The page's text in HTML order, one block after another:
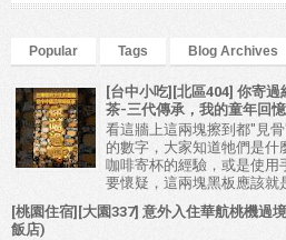
Popular Tags Blog Archives
[台中小吃][北區404] 你寄
茶-三代傳承，我的童年回
看這牆上這兩塊擦到都"見
的數字，大家知道牠們是什
咖啡寄杯的經驗，或是使用
要懷疑，這兩塊黑板應該就
[桃園住宿][大園337] 意外入住華航桃機過
飯店)